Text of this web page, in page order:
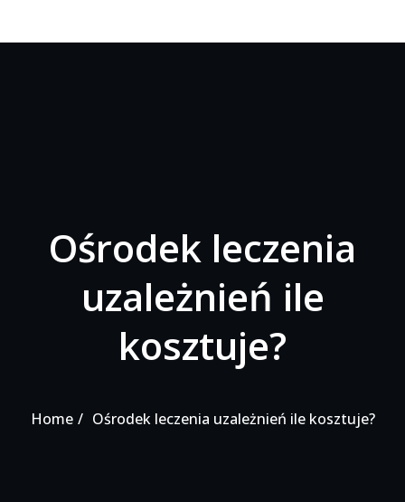
Ośrodek leczenia
uzależnień ile
kosztuje?
Home Ośrodek leczenia uzależnień ile kosztuje?